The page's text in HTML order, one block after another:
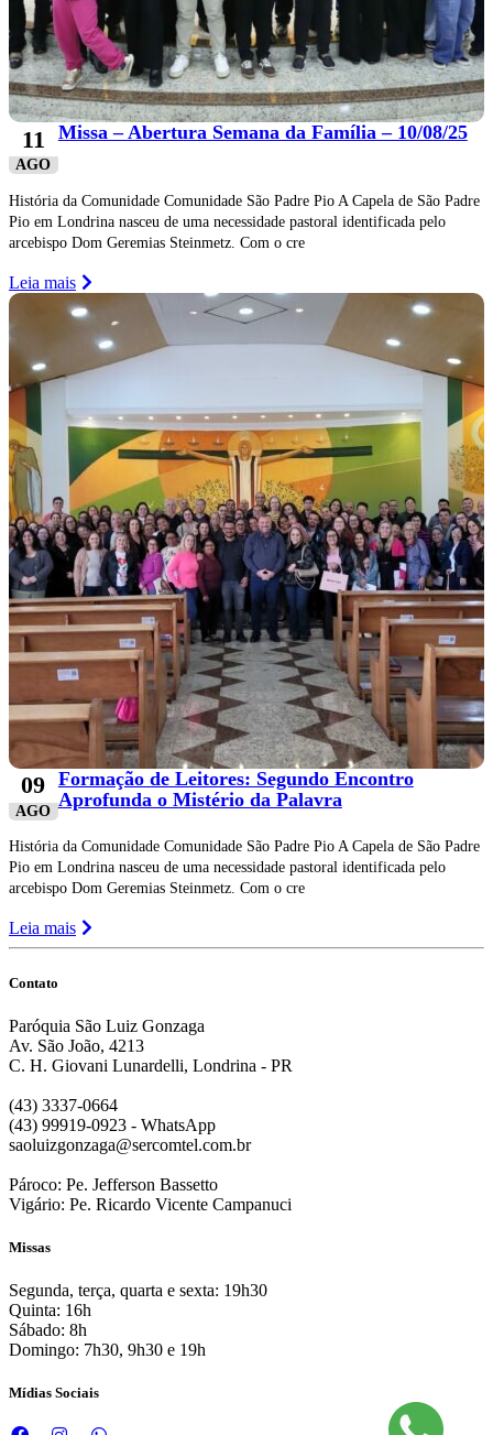
11
AGO
Missa – Abertura Semana da Família – 10/08/25
História da Comunidade Comunidade São Padre Pio A Capela de São Padre
Pio em Londrina nasceu de uma necessidade pastoral identificada pelo
arcebispo Dom Geremias Steinmetz. Com o cre
Leia mais
09
AGO
Formação de Leitores: Segundo Encontro
Aprofunda o Mistério da Palavra
História da Comunidade Comunidade São Padre Pio A Capela de São Padre
Pio em Londrina nasceu de uma necessidade pastoral identificada pelo
arcebispo Dom Geremias Steinmetz. Com o cre
Leia mais
Contato
Paróquia São Luiz Gonzaga
Av. São João, 4213
C. H. Giovani Lunardelli, Londrina - PR
(43) 3337-0664
(43) 99919-0923 - WhatsApp
saoluizgonzaga@sercomtel.com.br
Pároco: Pe. Jefferson Bassetto
Vigário: Pe. Ricardo Vicente Campanuci
Missas
Segunda, terça, quarta e sexta: 19h30
Quinta: 16h
Sábado: 8h
Domingo: 7h30, 9h30 e 19h
Mídias Sociais